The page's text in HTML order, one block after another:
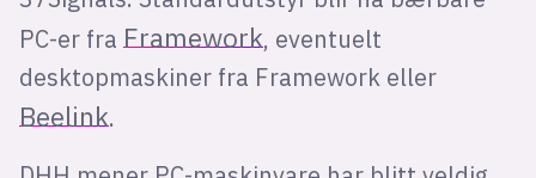
PC-er fra Framework, eventuelt
desktopmaskiner fra Framework eller
Beelink.